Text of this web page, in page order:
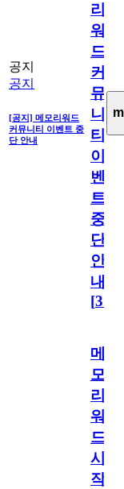
공지
공지
[공지] 메모리워드
커뮤니티 이벤트 중
단 안내
리
워
드
커
뮤
니
티
이
벤
트
중
단
안
내
[31
메
모
리
워
드
시
작